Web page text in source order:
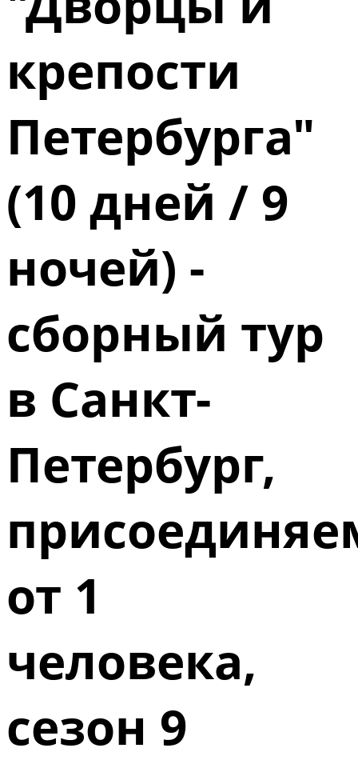
крепости
Петербурга"
(10 дней / 9
ночей) -
сборный тур
в Санкт-
Петербург,
от 1
человека,
сезон 9